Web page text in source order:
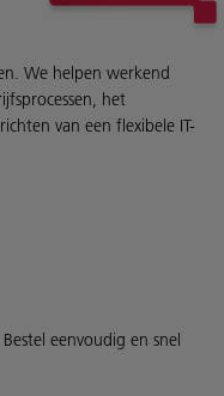
We helpen werkend
het
van een flexibele IT-
eenvoudig en snel